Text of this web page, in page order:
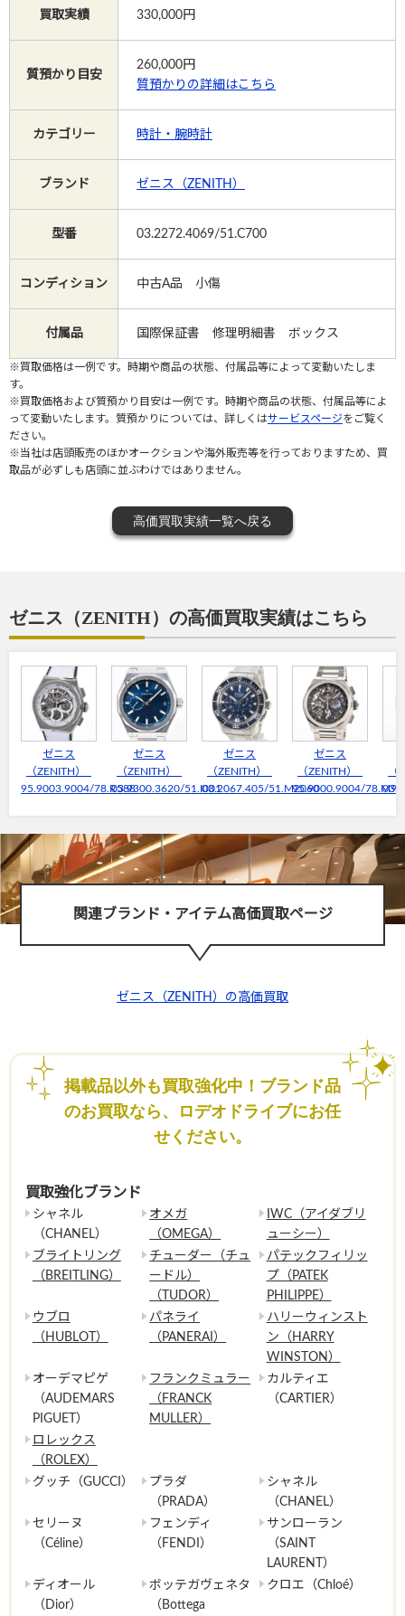
電話で相談する
買取実績 330,000円
質預かり目安
260,000円
質預かりの詳細はこちら
カテゴリー 時計・腕時計
ブランド ゼニス（ZENITH）
型番 03.2272.4069/51.C700
コンディション 中古A品 小傷
付属品 国際保証書 修理明細書 ボックス
※買取価格は一例です。時期や商品の状態、付属品等によって変動いたしま
す。
※買取価格および質預かり目安は一例です。時期や商品の状態、付属品等によ
って変動いたします。質預かりについては、詳しくはサービスページをご覧く
ださい。
※当社は店頭販売のほかオークションや海外販売等を行っておりますため、買
取品が必ずしも店頭に並ぶわけではありません。
高価買取実績一覧へ戻る
ゼニス（ZENITH）の高価買取実績はこちら
ゼニス
（ZENITH）
95.9003.9004/78.R588
ゼニス
（ZENITH）
03.9300.3620/51.I001
ゼニス
（ZENITH）
03.2067.405/51.M2060
ゼニス
（ZENITH）
95.9000.9004/
関連ブランド・アイテム高価買取ページ
ゼニス（ZENITH）の高価買取
掲載品以外も買取強化中！ブランド品
のお買取なら、ロデオドライブにお任
せください。
買取強化ブランド
シャネル
（CHANEL）
オメガ
（OMEGA）
IWC（アイダブリ
ューシー）
ブライトリング
（BREITLING）
チューダー（チュ
ードル）
（TUDOR）
パテックフィリッ
プ（PATEK
PHILIPPE）
ウブロ
（HUBLOT）
パネライ
（PANERAI）
ハリーウィンスト
ン（HARRY
WINSTON）
オーデマピゲ
（AUDEMARS
PIGUET）
フランクミュラー
（FRANCK
MULLER）
カルティエ
（CARTIER）
ロレックス
（ROLEX）
グッチ（GUCCI）
プラダ
（PRADA）
シャネル
（CHANEL）
セリーヌ
（Céline）
フェンディ
（FENDI）
サンローラン
（SAINT
LAURENT）
ディオール
（Dior）
ボッテガヴェネタ
（Bottega
クロエ（Chloé）